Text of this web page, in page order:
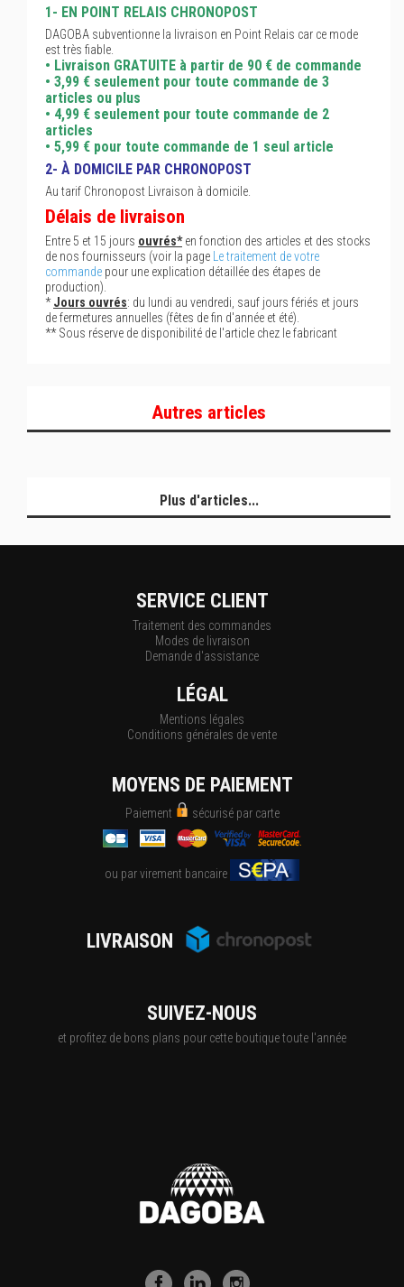
1- EN POINT RELAIS CHRONOPOST
DAGOBA subventionne la livraison en Point Relais car ce mode
est très fiable.
• Livraison GRATUITE à partir de 90 € de commande
• 3,99 € seulement pour toute commande de 3
articles ou plus
• 4,99 € seulement pour toute commande de 2
articles
• 5,99 € pour toute commande de 1 seul article
2- À DOMICILE PAR CHRONOPOST
Au tarif Chronopost Livraison à domicile.
Délais de livraison
Entre 5 et 15 jours ouvrés*en fonction des articles et des stocks
de nos fournisseurs (voir la page
Le traitement de votre
commande pour une explication détaillée des étapes de
production).
*Jours ouvrés: du lundi au vendredi, sauf jours fériés et jours
de fermetures annuelles (fêtes de fin d'année et été).
** Sous réserve de disponibilité de l'article chez le fabricant
Autres articles
Plus d'articles...
SERVICE CLIENT
Traitement des commandes
Modes de livraison
Demande d'assistance
LÉGAL
Mentions légales
Conditions générales de vente
MOYENS DE PAIEMENT
Paiement sécurisé par carte
ou par virement bancaire
LIVRAISON
SUIVEZ-NOUS
et profitez de bons plans pour cette boutique toute l'année